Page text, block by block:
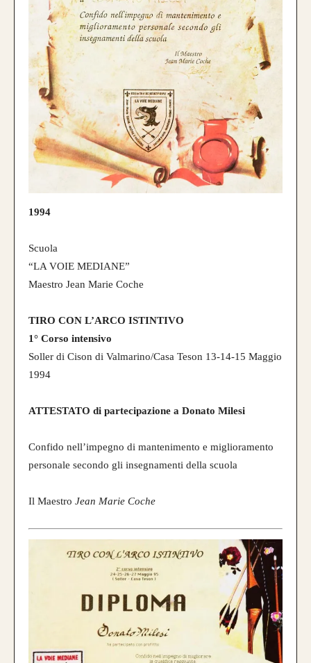
TUO LONGBOW
modello sono leDUElamine di pregiato
Tasso, Osage o Bambù, con una struttura
CONFIGURA E ORDINA IL
TUO LONGBOW
1994
Scuola
“LA VOIE MEDIANE”
Maestro Jean Marie Coche
TIRO CON L’ARCO ISTINTIVO
1° Corso intensivo
Soller di Cison di Valmarino/Casa Teson 13-14-15 Maggio
1994
ATTESTATO di partecipazione a Donato Milesi
Confido nell’impegno di mantenimento e miglioramento
personale secondo gli insegnamenti della scuola
Il Maestro Jean Marie Coche